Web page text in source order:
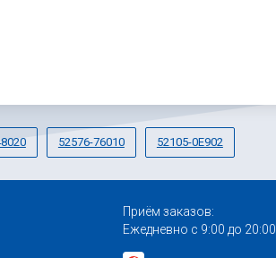
52576-76010 52105-0E902
Приём заказов:
Ежедневно с 9:00 до 20:00